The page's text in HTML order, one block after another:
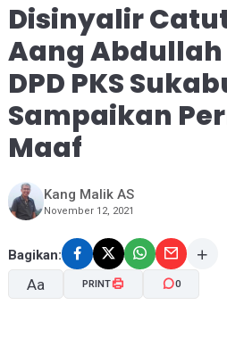
Disinyalir
Aang Abdullah
DPD PKS
Sampaikan
Maaf
Kang Malik AS
November 12, 2021
Bagikan:
Aa PRINT 0